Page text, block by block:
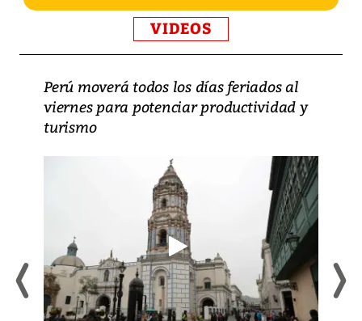
VIDEOS
Perú moverá todos los días feriados al
viernes para potenciar productividad y
turismo